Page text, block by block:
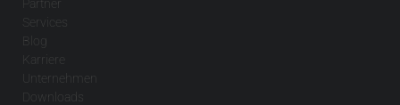
Partner
Services
Blog
Karriere
Unternehmen
Downloads